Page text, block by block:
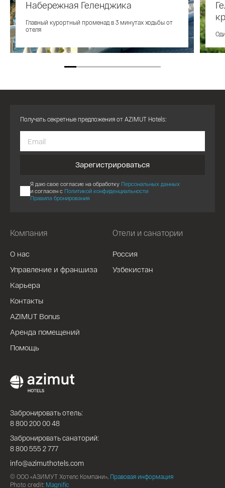
Набережная Геленджика
Главный курортный променад в 3 минутах ходьбы от
отеля
Компания
О нас
Управление и франшиза
Карьера
Контакты
AZIMUT Bonus
Аренда помещений
Помощь
Отели и санатории
Россия
Узбекистан
Получать секретные предложения от AZIMUT Hotels:
Зарегистрироваться
Я даю свое согласие на обработку Персональных данных
и согласен с Политикой конфиденциальности
Правила бронирования
Забронировать отель:
8 800 200 00 48
Забронировать санаторий:
8 800 555 2 777
info@azimuthotels.com
© ООО «АЗИМУТ Хотелс Компани», Правовая информация
Photo credit: Magnific